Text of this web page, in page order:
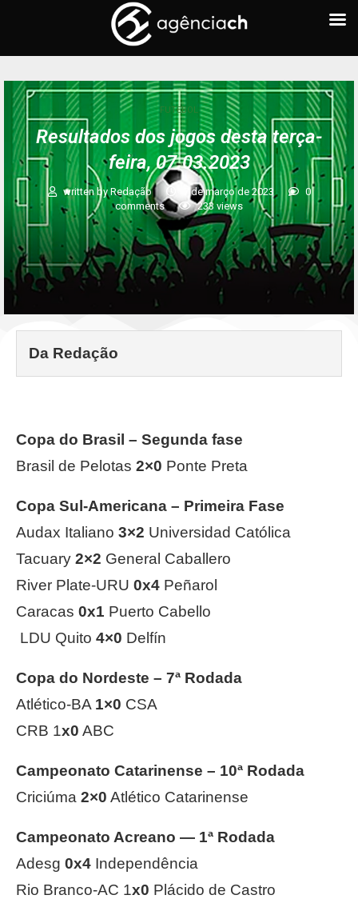
FUTEBOL
Resultados dos jogos desta terça-
feira, 07.03.2023
written by Redação 7 de março de 2023
0
comments
233 views
Da Redação
Copa do Brasil – Segunda fase
Brasil de Pelotas 2×0 Ponte Preta
Copa Sul-Americana – Primeira Fase
Audax Italiano 3×2 Universidad Católica
Tacuary 2×2 General Caballero
River Plate-URU 0x4 Peñarol
Caracas 0x1 Puerto Cabello
LDU Quito 4×0 Delfín
Copa do Nordeste – 7ª Rodada
Atlético-BA 1×0 CSA
CRB 1x0 ABC
Campeonato Catarinense – 10ª Rodada
Criciúma 2×0 Atlético Catarinense
Campeonato Acreano — 1ª Rodada
Adesg 0x4 Independência
Rio Branco-AC 1x0 Plácido de Castro